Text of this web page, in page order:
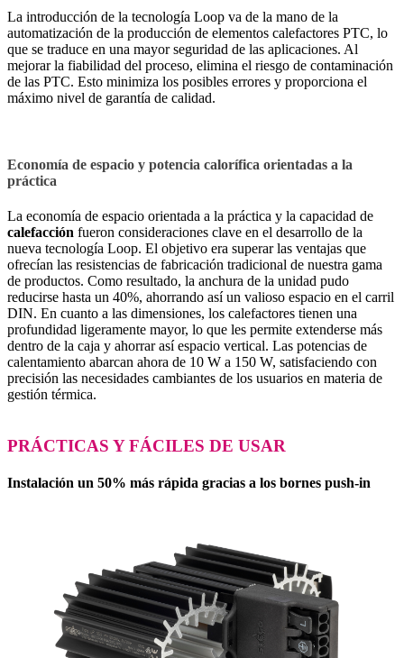
La introducción de la tecnología Loop va de la mano de la
automatización de la producción de elementos calefactores PTC, lo
que se traduce en una mayor seguridad de las aplicaciones. Al
mejorar la fiabilidad del proceso, elimina el riesgo de contaminación
de las PTC. Esto minimiza los posibles errores y proporciona el
máximo nivel de garantía de calidad.
Economía de espacio y potencia calorífica orientadas a la
práctica
La economía de espacio orientada a la práctica y la capacidad de
calefacción fueron consideraciones clave en el desarrollo de la
nueva tecnología Loop. El objetivo era superar las ventajas que
ofrecían las resistencias de fabricación tradicional de nuestra gama
de productos. Como resultado, la anchura de la unidad pudo
reducirse hasta un 40%, ahorrando así un valioso espacio en el carril
DIN. En cuanto a las dimensiones, los calefactores tienen una
profundidad ligeramente mayor, lo que les permite extenderse más
dentro de la caja y ahorrar así espacio vertical. Las potencias de
calentamiento abarcan ahora de 10 W a 150 W, satisfaciendo con
precisión las necesidades cambiantes de los usuarios en materia de
gestión térmica.
PRÁCTICAS Y FÁCILES DE USAR
Instalación un 50% más rápida gracias a los bornes push-in